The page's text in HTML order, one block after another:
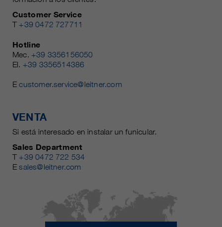
Customer Service
T +39 0472 727711
Hotline
Mec. +39 3356156050
El. +39 3356514386
Ecustomer.service@leitner.com
VENTA
Si está interesado en instalar un funicular.
Sales Department
T +39 0472 722 534
Esales@leitner.com